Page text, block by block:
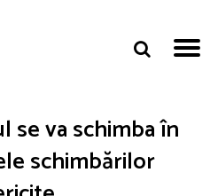
va schimba în
schimbărilor